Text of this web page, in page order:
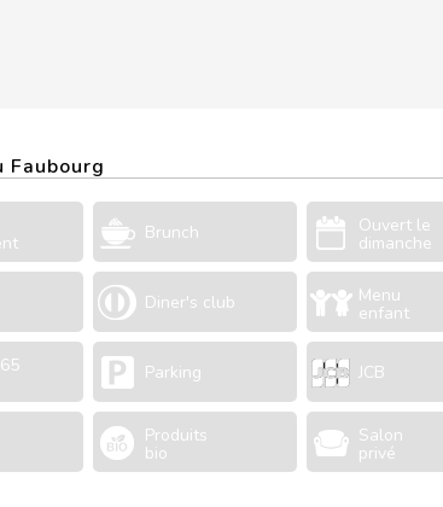
Brunch Ouvert le
dimanche
Diner's club Menu
enfant
Parking JCB
Produits
bio
Salon
privé